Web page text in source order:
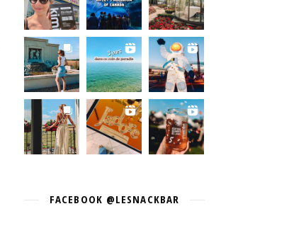
FACEBOOK @LESNACKBAR